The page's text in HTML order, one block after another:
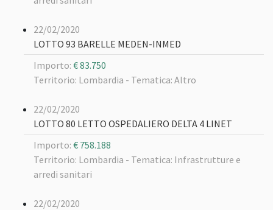
22/02/2020
LOTTO 93 BARELLE MEDEN-INMED
Importo: € 83.750
Territorio: Lombardia - Tematica: Altro
22/02/2020
LOTTO 80 LETTO OSPEDALIERO DELTA 4 LINET
Importo: € 758.188
Territorio: Lombardia - Tematica: Infrastrutture e
arredi sanitari
22/02/2020